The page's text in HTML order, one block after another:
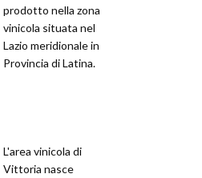
prodotto nella zona
vinicola situata nel
Lazio meridionale in
Provincia di Latina.
L'area vinicola di
Vittoria nasce